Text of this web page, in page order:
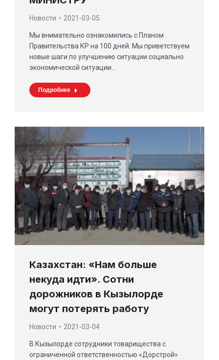
Новости 2021-03-05
Мы внимательно ознакомились с Планом
Правительства КР на 100 дней. Мы приветствуем
новые шаги по улучшению ситуации социально
экономической ситуации…
Подробнее
Казахстан: «Нам больше
некуда идти». Сотни
дорожников в Кызылорде
могут потерять работу
Новости 2021-03-04
В Кызылорде сотрудники товарищества с
ограниченной ответственностью «Дорстрой»